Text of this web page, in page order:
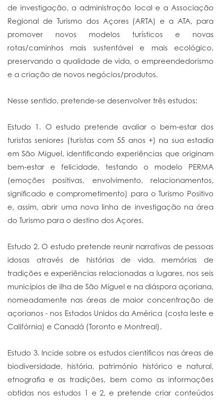
de investigação, a administração local e a Associação
Regional de Turismo dos Açores (ARTA) e a ATA, para
promover novos modelos turísticos e novas
rotas/caminhos mais sustentável e mais ecológico,
preservando a qualidade de vida, o empreendedorismo
e a criação de novos negócios/produtos.
Nesse sentido, pretende-se desenvolver três estudos:
Estudo 1. O estudo pretende avaliar o bem-estar dos
turistas seniores (turistas com 55 anos +) na sua estadia
em São Miguel, identificando experiências que originam
bem-estar e felicidade, testando o modelo PERMA
(emoções positivas, envolvimento, relacionamentos,
significado e comprometimento) para o Turismo Positivo
e, assim, abrir uma nova linha de investigação na área
do Turismo para o destino dos Açores.
Estudo 2. O estudo pretende reunir narrativas de pessoas
idosas através de histórias de vida, memórias de
tradições e experiências relacionadas a lugares, nos seis
municípios de ilha de São Miguel e na diáspora açoriana,
nomeadamente nas áreas de maior concentração de
açorianos - nos Estados Unidos da América (costa leste e
Califórnia) e Canadá (Toronto e Montreal).
Estudo 3. Incide sobre os estudos científicos nas áreas de
biodiversidade, história, património histórico e natural,
etnografia e as tradições, bem como as informações
obtidas nos estudos 1 e 2, e pretende criar conteúdos